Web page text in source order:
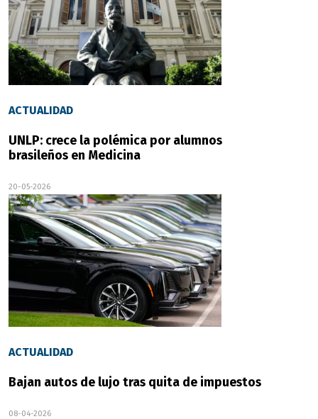
ACTUALIDAD
UNLP: crece la polémica por alumnos
brasileños en Medicina
20-05-2026
ACTUALIDAD
Bajan autos de lujo tras quita de impuestos
08-04-2026